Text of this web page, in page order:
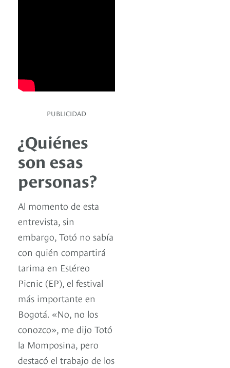
PUBLICIDAD
¿Quiénes
son esas
personas?
Al momento de esta
entrevista, sin
embargo, Totó no sabía
con quién compartirá
tarima en Estéreo
Picnic (EP), el festival
más importante en
Bogotá. «No, no los
conozco», me dijo Totó
la Momposina, pero
destacó el trabajo de los